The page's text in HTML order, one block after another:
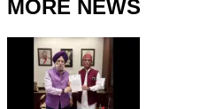
MORE NEWS